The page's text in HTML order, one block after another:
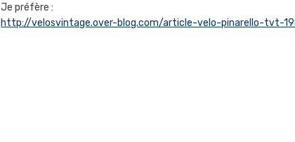
Je préfère :
http://velosvintage.over-blog.com/article-velo-pinarello-tvt-